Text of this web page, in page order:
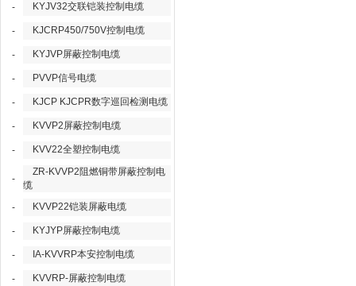
- KYJV32交联铠装控制电缆
- KJCRP450/750V控制电缆
- KYJVP屏蔽控制电缆
- PVVP信号电缆
- KJCP KJCPR数字巡回检测电缆
- KVVP2屏蔽控制电缆
- KVV22全塑控制电缆
-
ZR-KVVP2阻燃铜带屏蔽控制电
缆
-
KVVP22铠装屏蔽电缆
- KYJYP屏蔽控制电缆
- IA-KVVRP本安控制电缆
- KVVRP-屏蔽控制电缆